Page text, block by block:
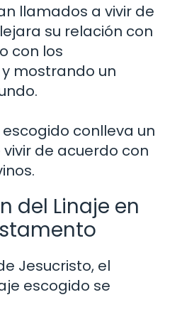
llamados a vivir de
su relación con
con los
mostrando un
escogido conlleva un
de acuerdo con
del Linaje en
Jesucristo, el
escogido se